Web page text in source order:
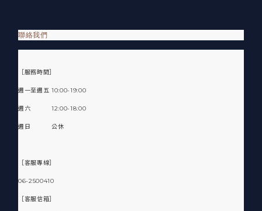
聯絡我們
［服務時間］
週一至週五 10:00-19:00
週六 12:00-18:00
週日 公休
［客服專線］
06-2500410
［客服信箱］